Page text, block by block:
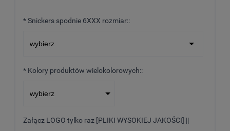
*Snickers spodnie 6XXX rozmiar::
* Kolory produktów wielokolorowych::
Załącz LOGO tylko raz [PLIKI WYSOKIEJ JAKOŚCI] ||